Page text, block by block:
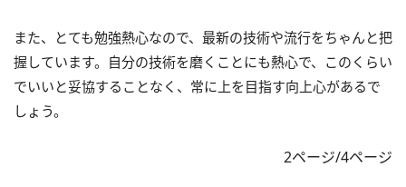
また、とても勉強熱心なので、最新の技術や流行をちゃんと把
握しています。自分の技術を磨くことにも熱心で、このくらい
でいいと妥協することなく、常に上を目指す向上心があるで
しょう。
2ページ/4ページ